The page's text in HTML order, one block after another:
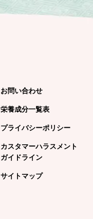
お問い合わせ
栄養成分一覧表
プライバシーポリシー
カスタマーハラスメント
ガイドライン
サイトマップ